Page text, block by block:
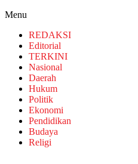
Menu
REDAKSI
Editorial
TERKINI
Nasional
Daerah
Hukum
Politik
Ekonomi
Pendidikan
Budaya
Religi